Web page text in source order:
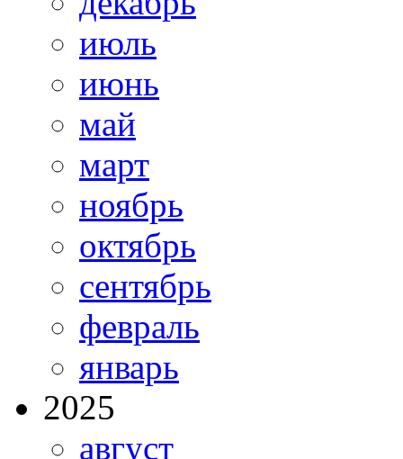
июль
июнь
май
март
ноябрь
октябрь
сентябрь
февраль
январь
2025
август